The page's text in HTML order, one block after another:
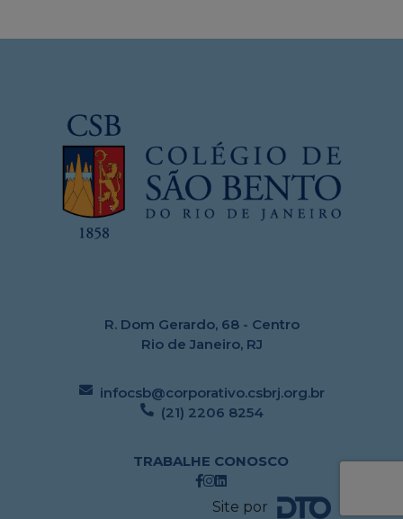
R. Dom Gerardo, 68 - Centro
Rio de Janeiro, RJ
infocsb@corporativo.csbrj.org.br
(21) 2206 8254
TRABALHE CONOSCO
Site por